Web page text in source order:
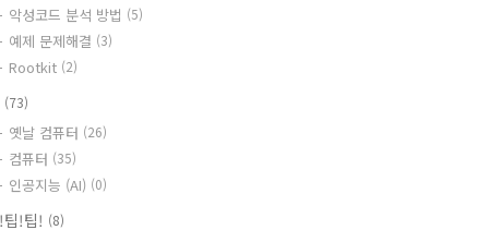
악성코드 분석 방법 (5)
예제 문제해결 (3)
Rootkit (2)
(73)
옛날 컴퓨터 (26)
컴퓨터 (35)
인공지능 (AI) (0)
!팁! (8)